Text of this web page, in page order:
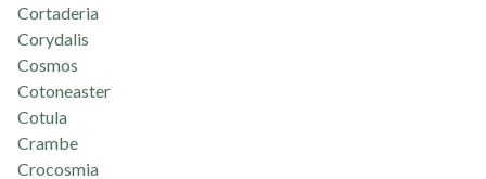
Cortaderia
Corydalis
Cosmos
Cotoneaster
Cotula
Crambe
Crocosmia